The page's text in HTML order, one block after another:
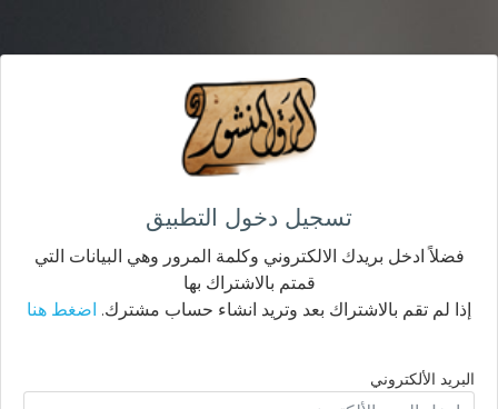
تسجيل دخول التطبيق
فضلاً ادخل بريدك الالكتروني وكلمة المرور وهي البيانات التي
قمتم بالاشتراك بها
إذا لم تقم بالاشتراك بعد وتريد انشاء حساب مشترك. اضغط هنا
البريد الألكتروني